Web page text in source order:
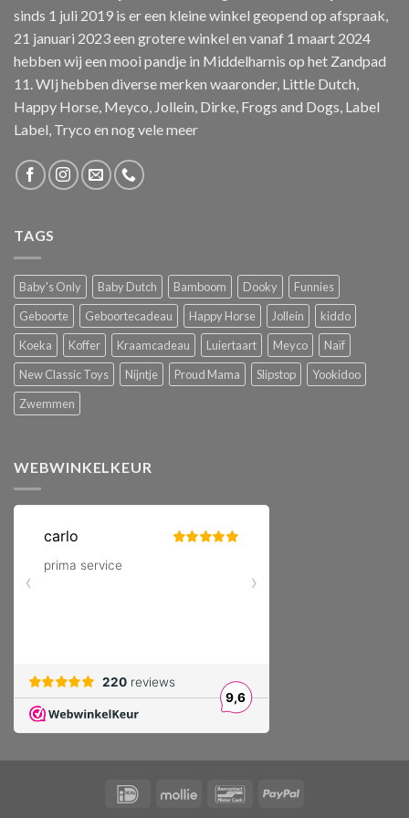
sinds 1 juli 2019 is er een kleine winkel geopend op afspraak,
21 januari 2023 een grotere winkel en vanaf 1 maart 2024
hebben wij een mooi pandje in Middelharnis op het Zandpad
11. WIj hebben diverse merken waaronder, Little Dutch,
Happy Horse, Meyco, Jollein, Dirke, Frogs and Dogs, Label
Label, Tryco en nog vele meer
TAGS
Baby's Only Baby Dutch Bamboom Dooky
Funnies
Geboorte
Geboortecadeau Happy Horse Jollein
kiddo
Koeka
Koffer Kraamcadeau Luiertaart Meyco
Naïf
New Classic Toys
Nijntje Proud Mama Slipstop
Yookidoo
Zwemmen
WEBWINKELKEUR